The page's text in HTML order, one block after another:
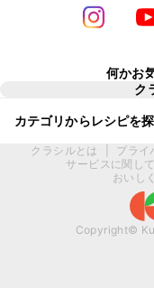
何かお
ク
カテゴリからレシピを
クラシルとは プライ
サービスに関し
おいし
Copyright©